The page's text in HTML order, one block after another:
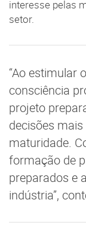
interesse pelas
setor.
“Ao estimular
consciência
projeto
decisões
maturidade.
formação de
preparados e
indústria”,